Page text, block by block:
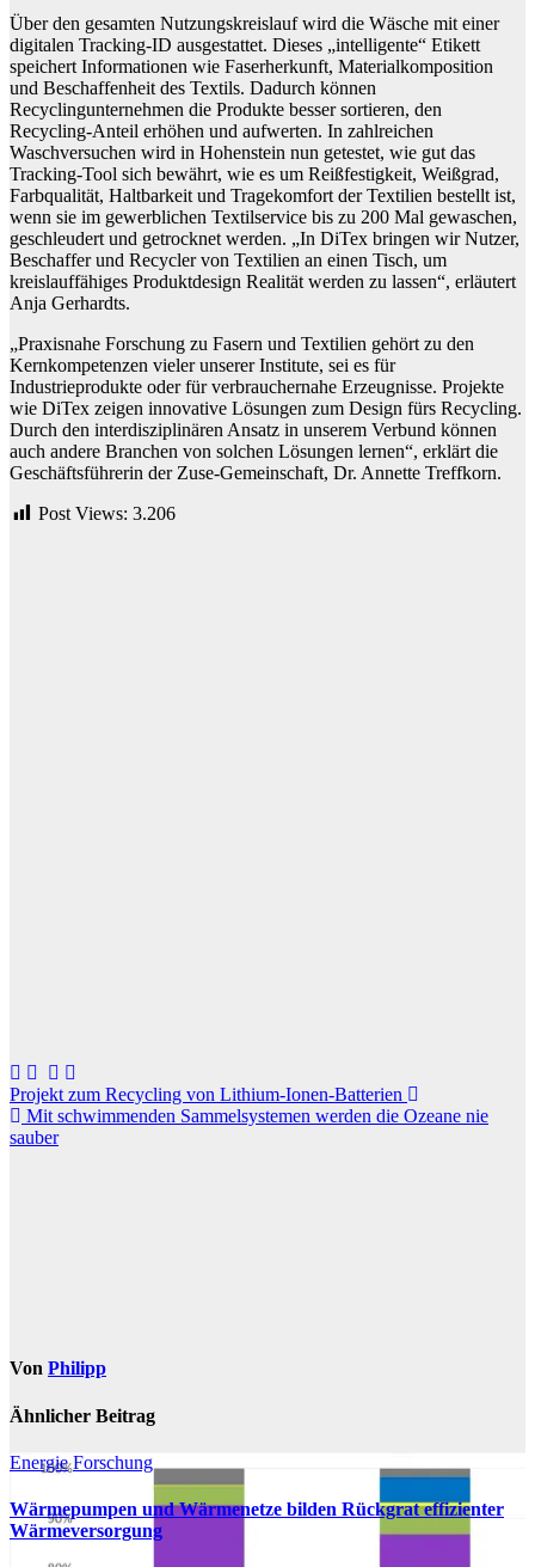
Über den gesamten Nutzungskreislauf wird die Wäsche mit einer
digitalen Tracking-ID ausgestattet. Dieses „intelligente“ Etikett
speichert Informationen wie Faserherkunft, Materialkomposition
und Beschaffenheit des Textils. Dadurch können
Recyclingunternehmen die Produkte besser sortieren, den
Recycling-Anteil erhöhen und aufwerten. In zahlreichen
Waschversuchen wird in Hohenstein nun getestet, wie gut das
Tracking-Tool sich bewährt, wie es um Reißfestigkeit, Weißgrad,
Farbqualität, Haltbarkeit und Tragekomfort der Textilien bestellt ist,
wenn sie im gewerblichen Textilservice bis zu 200 Mal gewaschen,
geschleudert und getrocknet werden. „In DiTex bringen wir Nutzer,
Beschaffer und Recycler von Textilien an einen Tisch, um
kreislauffähiges Produktdesign Realität werden zu lassen“, erläutert
Anja Gerhardts.
„Praxisnahe Forschung zu Fasern und Textilien gehört zu den
Kernkompetenzen vieler unserer Institute, sei es für
Industrieprodukte oder für verbrauchernahe Erzeugnisse. Projekte
wie DiTex zeigen innovative Lösungen zum Design fürs Recycling.
Durch den interdisziplinären Ansatz in unserem Verbund können
auch andere Branchen von solchen Lösungen lernen“, erklärt die
Geschäftsführerin der Zuse-Gemeinschaft, Dr. Annette Treffkorn.
Post Views: 3.206
Beitragsnavigation
Projekt zum Recycling von Lithium-Ionen-Batterien
Mit schwimmenden Sammelsystemen werden die Ozeane nie
sauber
Von Philipp
Ähnlicher Beitrag
Energie Forschung
Wärmepumpen und Wärmenetze bilden Rückgrat effizienter
Wärmeversorgung